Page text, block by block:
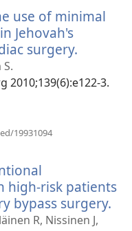
use of minimal
Jehovah's
surgery.
2010;139(6):e122-3.
19931094
high-risk patients
bypass surgery.
R, Nissinen J,